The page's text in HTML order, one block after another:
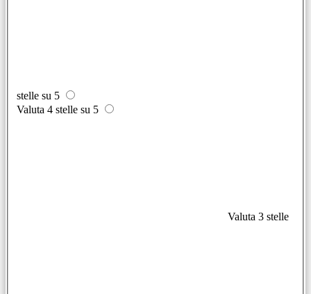
stelle su 5
Valuta 4 stelle su 5
Valuta 3 stelle